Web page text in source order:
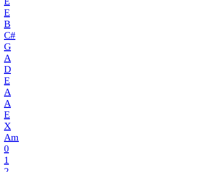
E
B
C#
G
A
D
E
A
A
E
X
Am
0
1